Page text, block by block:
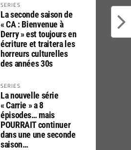
SERIES
La seconde saison de
« CA : Bienvenue à
Derry » est toujours en
écriture et traitera les
horreurs culturelles
des années 30s
SERIES
La nouvelle série
« Carrie » a 8
épisodes… mais
POURRAIT continuer
dans une une seconde
saison…